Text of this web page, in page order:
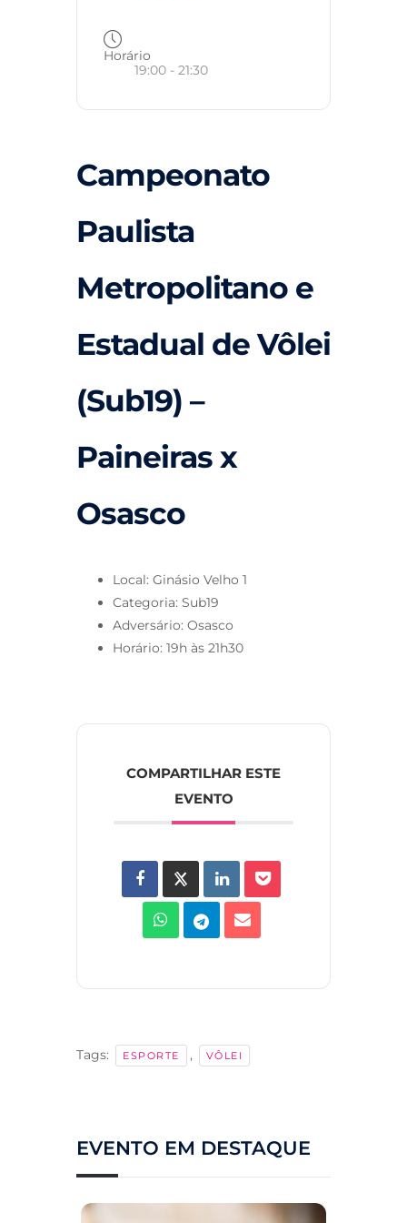
Horário
19:00 - 21:30
Campeonato
Paulista
Metropolitano e
Estadual de Vôlei
(Sub19) –
Paineiras x
Osasco
Local: Ginásio Velho 1
Categoria: Sub19
Adversário: Osasco
Horário: 19h às 21h30
COMPARTILHAR ESTE
EVENTO
Tags: ESPORTE , VÔLEI
EVENTO EM DESTAQUE